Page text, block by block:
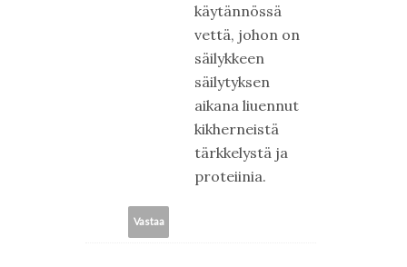
käytännössä
vettä, johon on
säilykkeen
säilytyksen
aikana liuennut
kikherneistä
tärkkelystä ja
proteiinia.
Vastaa